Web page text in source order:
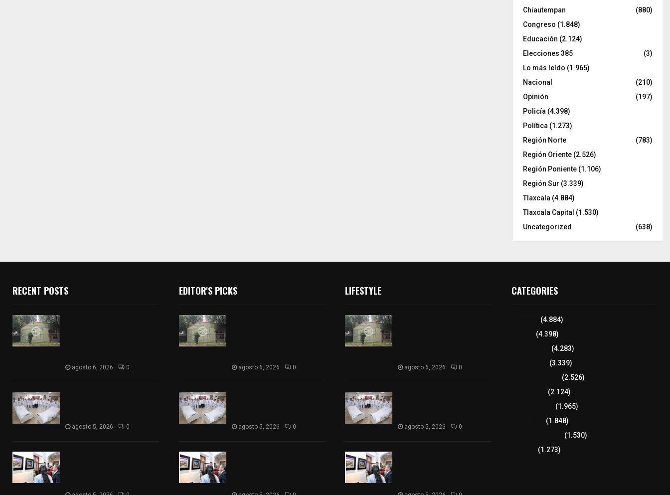
Chiautempan
(880)
Congreso (1.848)
Educación (2.124)
Elecciones 385
(3)
Lo más leído (1.965)
Nacional
(210)
Opinión
(197)
Policía (4.398)
Política (1.273)
Región Norte
(783)
Región Oriente (2.526)
Región Poniente (1.106)
Región Sur (3.339)
Tlaxcala (4.884)
Tlaxcala Capital (1.530)
Uncategorized
(638)
RECENT POSTS
agosto 6, 2026 0
agosto 5, 2026 0
EDITOR'S PICKS
agosto 6, 2026 0
agosto 5, 2026 0
LIFESTYLE
agosto 6, 2026 0
agosto 5, 2026 0
CATEGORIES
(4.884)
(4.398)
(4.283)
(3.339)
(2.526)
(2.124)
(1.965)
(1.848)
(1.530)
(1.273)